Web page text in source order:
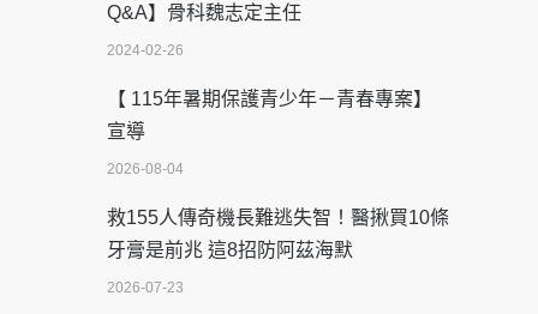
Q&A】骨科魏志定主任
2024-02-26
【 115年暑期保護青少年－青春專案】
宣導
2026-08-04
救155人傳奇機長難逃失智！醫揪買10條
牙膏是前兆 這8招防阿茲海默
2026-07-23